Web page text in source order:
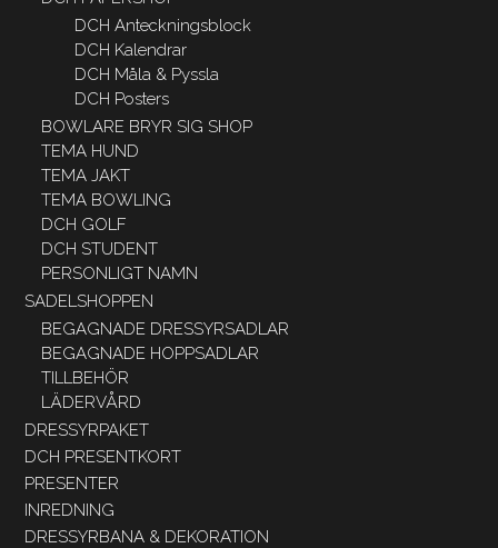
DCH Anteckningsblock
DCH Kalendrar
DCH Måla & Pyssla
DCH Posters
BOWLARE BRYR SIG SHOP
TEMA HUND
TEMA JAKT
TEMA BOWLING
DCH GOLF
DCH STUDENT
PERSONLIGT NAMN
SADELSHOPPEN
BEGAGNADE DRESSYRSADLAR
BEGAGNADE HOPPSADLAR
TILLBEHÖR
LÄDERVÅRD
DRESSYRPAKET
DCH PRESENTKORT
PRESENTER
INREDNING
DRESSYRBANA & DEKORATION